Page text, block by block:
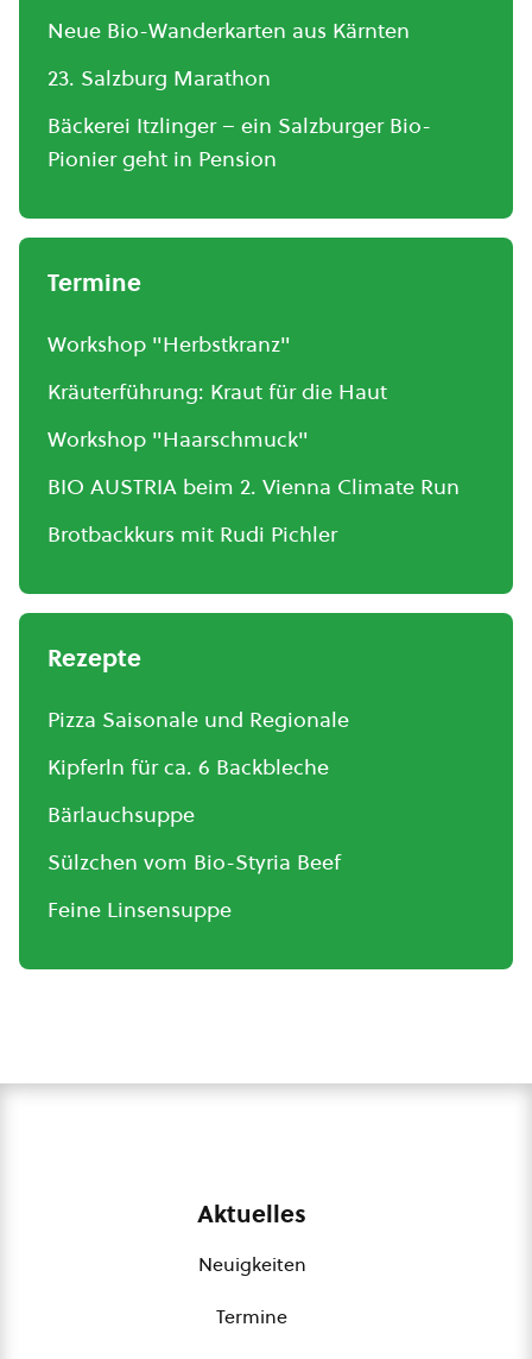
Neue Bio-Wanderkarten aus Kärnten
23. Salzburg Marathon
Bäckerei Itzlinger – ein Salzburger Bio-
Pionier geht in Pension
Termine
Workshop "Herbstkranz"
Kräuterführung: Kraut für die Haut
Workshop "Haarschmuck"
BIO AUSTRIA beim 2. Vienna Climate Run
Brotbackkurs mit Rudi Pichler
Rezepte
Pizza Saisonale und Regionale
Kipferln für ca. 6 Backbleche
Bärlauchsuppe
Sülzchen vom Bio-Styria Beef
Feine Linsensuppe
Aktuelles
Neuigkeiten
Termine